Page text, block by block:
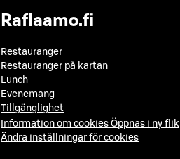
Raflaamo.fi
Restauranger
Restauranger på kartan
Lunch
Evenemang
Tillgänglighet
Information om cookies Öppnas i ny flik
Ändra inställningar för cookies